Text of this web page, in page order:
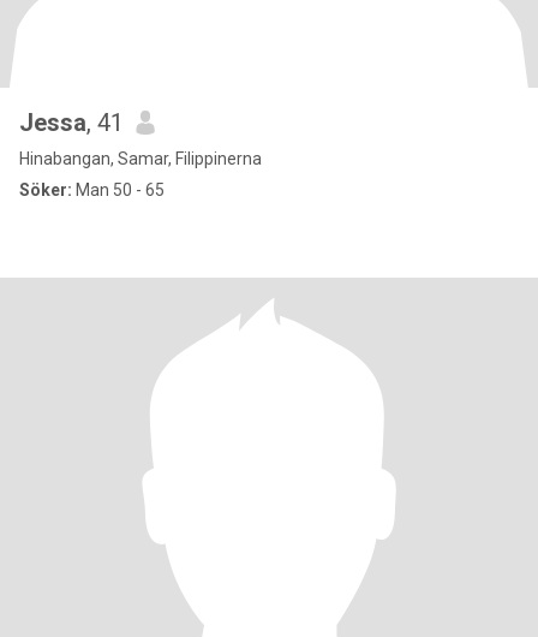
Jessa, 41
Hinabangan, Samar, Filippinerna
Söker: Man 50 - 65